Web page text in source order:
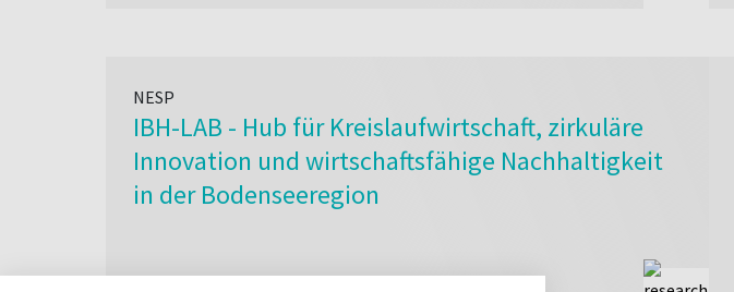
NESP
IBH-LAB - Hub für Kreislaufwirtschaft, zirkuläre
Innovation und wirtschaftsfähige Nachhaltigkeit
in der Bodenseeregion